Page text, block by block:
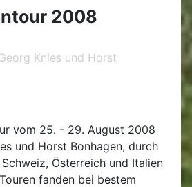
2008
Knies und Horst
vom 25. - 29. August 2008
und Horst Bonhagen, durch
Österreich und Italien
fanden bei bestem